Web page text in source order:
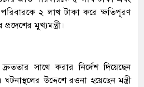
২ লাখ টাকা করে ক্ষতিপূরণ
মুখ্যমন্ত্রী।
সাথে করার নির্দেশ দিয়েছেন
উদ্দেশে রওনা হয়েছেন মন্ত্রী